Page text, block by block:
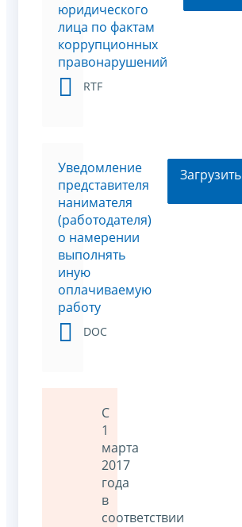
юридического
лица по фактам
коррупционных
правонарушений
RTF
Уведомление
представителя
нанимателя
(работодателя)
о намерении
выполнять
иную
оплачиваемую
работу
DOC
Загрузить
С
1
марта
2017
года
в
соответствии